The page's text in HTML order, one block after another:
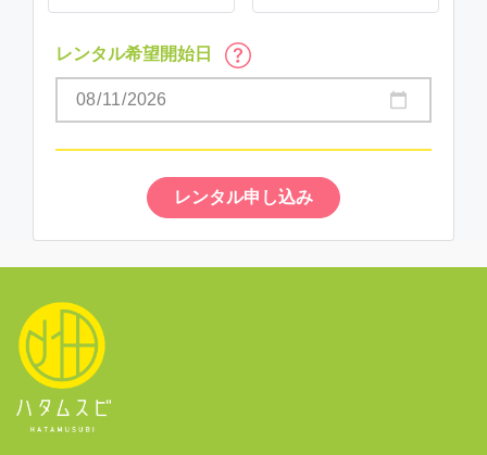
レンタル希望開始日
レンタル申し込み